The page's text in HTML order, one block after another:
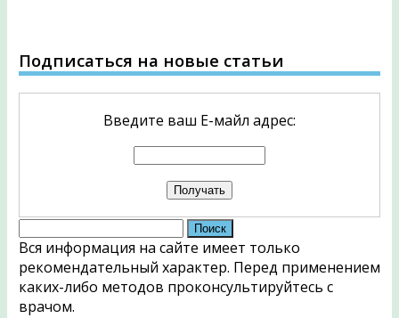
Подписаться на новые статьи
Введите ваш Е-майл адрес:
Найти:
Вся информация на сайте имеет только
рекомендательный характер. Перед применением
каких-либо методов проконсультируйтесь с
врачом.